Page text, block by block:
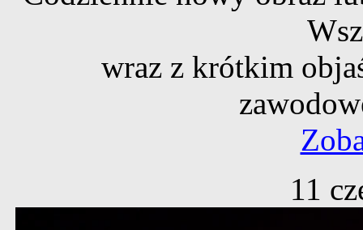
wraz z krótkim
11